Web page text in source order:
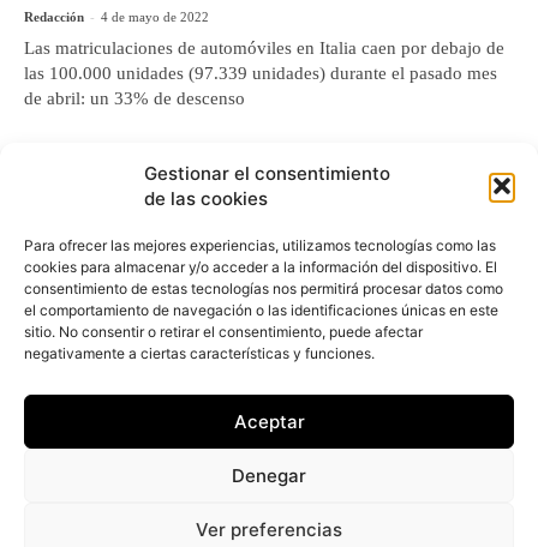
Gestionar el consentimiento
de las cookies
Para ofrecer las mejores experiencias, utilizamos tecnologías como las
cookies para almacenar y/o acceder a la información del dispositivo. El
consentimiento de estas tecnologías nos permitirá procesar datos como
el comportamiento de navegación o las identificaciones únicas en este
sitio. No consentir o retirar el consentimiento, puede afectar
negativamente a ciertas características y funciones.
Aceptar
Denegar
Ver preferencias
Redacción - 4 de mayo de 2022
Las matriculaciones de automóviles en Italia caen por debajo de
las 100.000 unidades (97.339 unidades) durante el pasado mes
de abril: un 33% de descenso
Fiat muestra el nuevo Scudo y
también tendrá una opción eléctrica
Fiat ha anunciado el lanzamiento del nuevo Scudo, el segundo
comercial de Fiat Professional disponible con propulsión 100%
eléctrico, así como diésel
Fiat pone a la venta en España la
edición especial (Panda) RED
asociación con (RED), una organización fundada por Bono y